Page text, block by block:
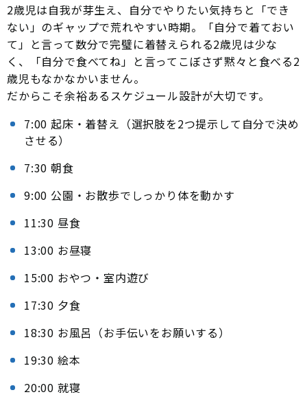
2歳児は自我が芽生え、自分でやりたい気持ちと「でき
ない」のギャップで荒れやすい時期。「自分で着ておい
て」と言って数分で完璧に着替えられる2歳児は少な
く、「自分で食べてね」と言ってこぼさず黙々と食べる2
歳児もなかなかいません。
だからこそ余裕あるスケジュール設計が大切です。
7:00 起床・着替え（選択肢を2つ提示して自分で決め
させる）
7:30 朝食
9:00 公園・お散歩でしっかり体を動かす
11:30 昼食
13:00 お昼寝
15:00 おやつ・室内遊び
17:30 夕食
18:30 お風呂（お手伝いをお願いする）
19:30 絵本
20:00 就寝